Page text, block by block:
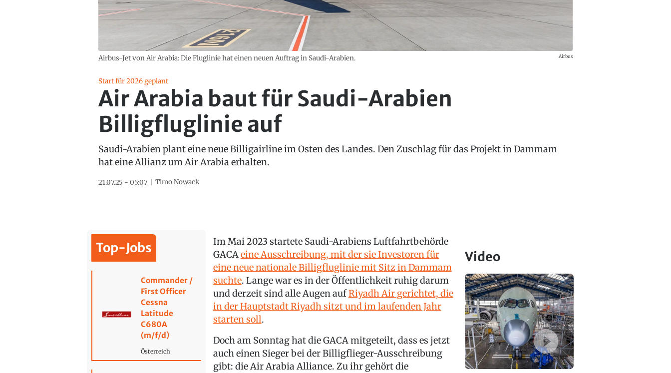
Airbus-Jet von Air Arabia: Die Fluglinie hat einen neuen Auftrag in Saudi-Arabien. Airbus
Start für 2026 geplant
Air Arabia baut für Saudi-Arabien
Billigfluglinie auf
Saudi-Arabien plant eine neue Billigairline im Osten des Landes. Den Zuschlag für das Projekt in Dammam
hat eine Allianz um Air Arabia erhalten.
21.07.25 - 05:07 Timo Nowack
Top-Jobs
Commander /
First Officer
Cessna
Latitude
C680A
(m/f/d)
Österreich
Im Mai 2023 startete Saudi-Arabiens Luftfahrtbehörde
GACAeine Ausschreibung, mit der sie Investoren für
eine neue nationale Billigfluglinie mit Sitz in Dammam
suchte. Lange war es in der Öffentlichkeit ruhig darum
und derzeit sind alle Augen aufRiyadh Air gerichtet, die
in der Hauptstadt Riyadh sitzt und im laufenden Jahr
starten soll.
Doch am Sonntag hat die GACA mitgeteilt, dass es jetzt
auch einen Sieger bei der Billigflieger-Ausschreibung
gibt: die Air Arabia Alliance. Zu ihr gehört die
Video